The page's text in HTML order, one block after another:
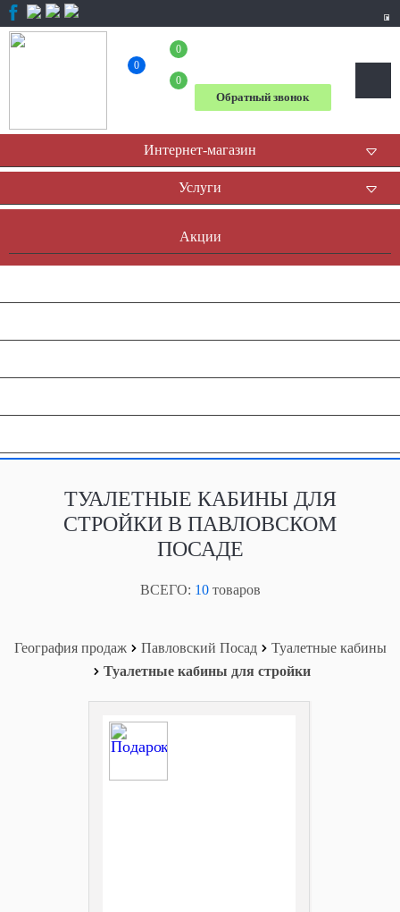
0
0
0
Обратный звонок
Интернет-магазин
Услуги
Акции
ТУАЛЕТНЫЕ КАБИНЫ ДЛЯ
СТРОЙКИ В ПАВЛОВСКОМ
ПОСАДЕ
ВСЕГО: 10товаров
География продаж Павловский Посад
Туалетные кабины
Туалетные кабины для стройки